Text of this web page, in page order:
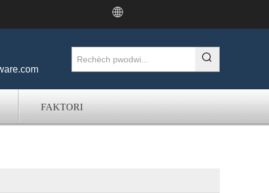
FAKTORI